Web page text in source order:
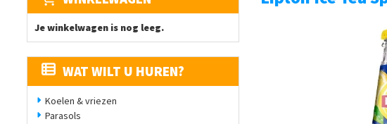
Je winkelwagen is nog leeg.
WAT WILT U HUREN?
Koelen & vriezen
Parasols